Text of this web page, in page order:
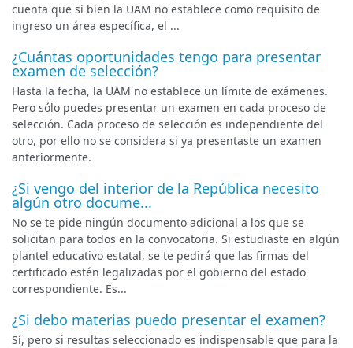
cuenta que si bien la UAM no establece como requisito de
ingreso un área específica, el ...
¿Cuántas oportunidades tengo para presentar
examen de selección?
Hasta la fecha, la UAM no establece un límite de exámenes.
Pero sólo puedes presentar un examen en cada proceso de
selección. Cada proceso de selección es independiente del
otro, por ello no se considera si ya presentaste un examen
anteriormente.
¿Si vengo del interior de la República necesito
algún otro docume...
No se te pide ningún documento adicional a los que se
solicitan para todos en la convocatoria. Si estudiaste en algún
plantel educativo estatal, se te pedirá que las firmas del
certificado estén legalizadas por el gobierno del estado
correspondiente. Es...
¿Si debo materias puedo presentar el examen?
Sí, pero si resultas seleccionado es indispensable que para la